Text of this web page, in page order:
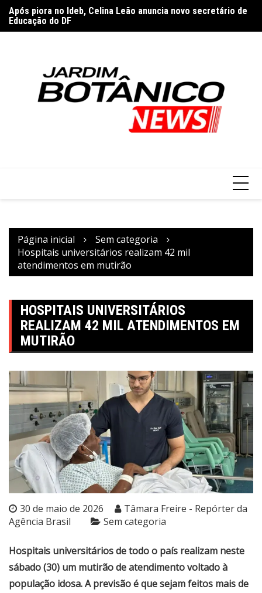
para
o
Após piora no Ideb, Celina Leão anuncia novo secretário de
Educação do DF
River Plate confirma acerto com o meia Thiago Almada, ex-
Página inicial
Sem categoria
Hospitais universitários realizam 42 mil
atendimentos em mutirão
HOSPITAIS UNIVERSITÁRIOS
REALIZAM 42 MIL ATENDIMENTOS EM
MUTIRÃO
30 de maio de 2026
Tâmara Freire - Repórter da
Agência Brasil
Sem categoria
Hospitais universitários de todo o país realizam neste
sábado (30) um mutirão de atendimento voltado à
população idosa. A previsão é que sejam feitos mais de